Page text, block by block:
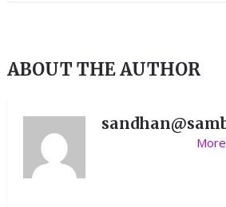
ABOUT THE AUTHOR